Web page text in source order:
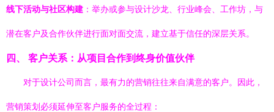
线下活动与社区构建 ：举办或参与设计沙龙、行业峰会、工作坊，与
潜在客户及合作伙伴进行面对面交流，建立基于信任的深层关系。
四、 客户关系：从项目合作到终身价值伙伴
对于设计公司而言，最有力的营销往往来自满意的客户。因此，
营销策划必须延伸至客户服务的全过程：